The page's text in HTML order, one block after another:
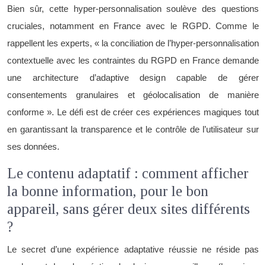
Bien sûr, cette hyper-personnalisation soulève des questions
cruciales, notamment en France avec le RGPD. Comme le
rappellent les experts, « la conciliation de l’hyper-personnalisation
contextuelle avec les contraintes du RGPD en France demande
une architecture d’adaptive design capable de gérer
consentements granulaires et géolocalisation de manière
conforme ». Le défi est de créer ces expériences magiques tout
en garantissant la transparence et le contrôle de l’utilisateur sur
ses données.
Le contenu adaptatif : comment afficher
la bonne information, pour le bon
appareil, sans gérer deux sites différents
?
Le secret d’une expérience adaptative réussie ne réside pas